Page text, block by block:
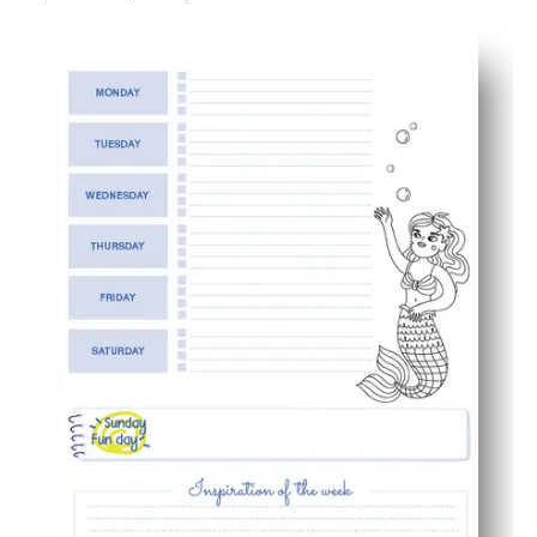
Elimine los bloques diarios y un área de notas:
Fomenta la independencia: los niños comprueban las
Funciona en cualquier lugar: nevera, centro de